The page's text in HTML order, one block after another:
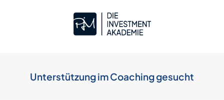
Unterstützung im Coaching gesucht